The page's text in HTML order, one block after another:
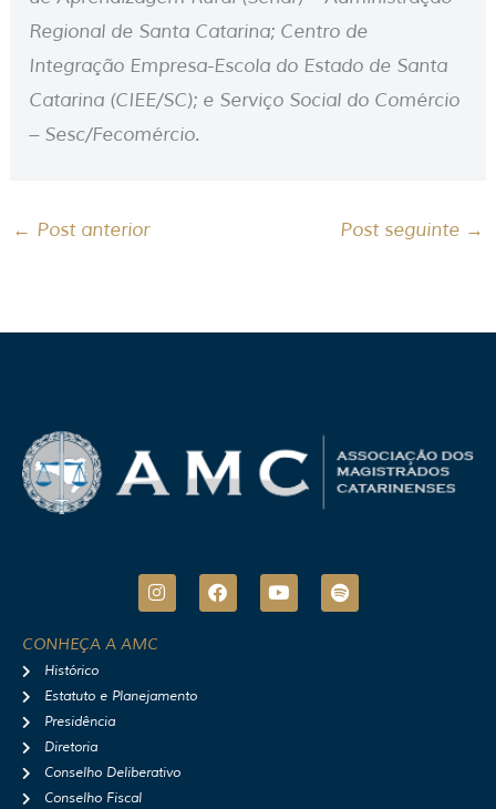
Regional de Santa Catarina; Centro de
Integração Empresa-Escola do Estado de Santa
Catarina (CIEE/SC); e Serviço Social do Comércio
– Sesc/Fecomércio.
← Post anterior Post seguinte →
I
n
s
t
a
r
F
a
c
Y
o
u
S
p
o
CONHEÇA A AMC
Histórico
Estatuto e Planejamento
Presidência
Diretoria
Conselho Deliberativo
Conselho Fiscal